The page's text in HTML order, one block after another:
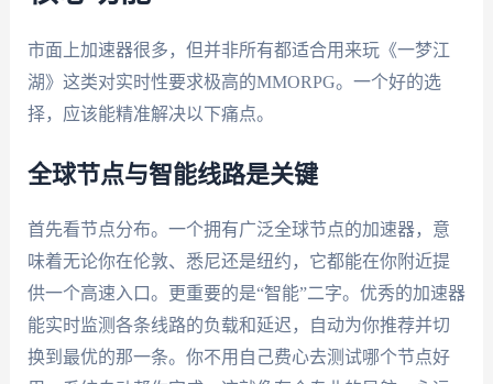
市面上加速器很多，但并非所有都适合用来玩《一梦江
湖》这类对实时性要求极高的MMORPG。一个好的选
择，应该能精准解决以下痛点。
全球节点与智能线路是关键
首先看节点分布。一个拥有广泛全球节点的加速器，意
味着无论你在伦敦、悉尼还是纽约，它都能在你附近提
供一个高速入口。更重要的是“智能”二字。优秀的加速器
能实时监测各条线路的负载和延迟，自动为你推荐并切
换到最优的那一条。你不用自己费心去测试哪个节点好